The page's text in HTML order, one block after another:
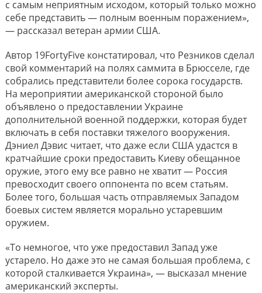
с самым неприятным исходом, который только можно
себе представить — полным военным поражением»,
— рассказал ветеран армии США.
Автор 19FortyFive констатировал, что Резников сделал
свой комментарий на полях саммита в Брюсселе, где
собрались представители более сорока государств.
На мероприятии американской стороной было
объявлено о предоставлении Украине
дополнительной военной поддержки, которая будет
включать в себя поставки тяжелого вооружения.
Дэниел Дэвис читает, что даже если США удастся в
кратчайшие сроки предоставить Киеву обещанное
оружие, этого ему все равно не хватит — Россия
превосходит своего оппонента по всем статьям.
Более того, большая часть отправляемых Западом
боевых систем является морально устаревшим
оружием.
«То немногое, что уже предоставил Запад уже
устарело. Но даже это не самая большая проблема, с
которой сталкивается Украина», — высказал мнение
американский эксперты.